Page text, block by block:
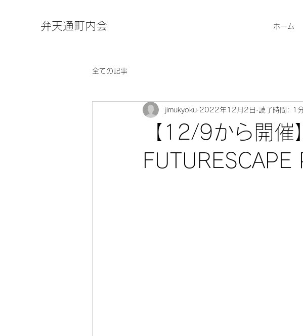
弁天通町内会 ホーム
全ての記事
【12/9から開
jimukyoku 2022年12月2日 読了時間: 1